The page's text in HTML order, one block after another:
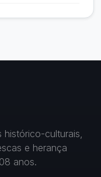
histórico-culturais,
e herança
anos.